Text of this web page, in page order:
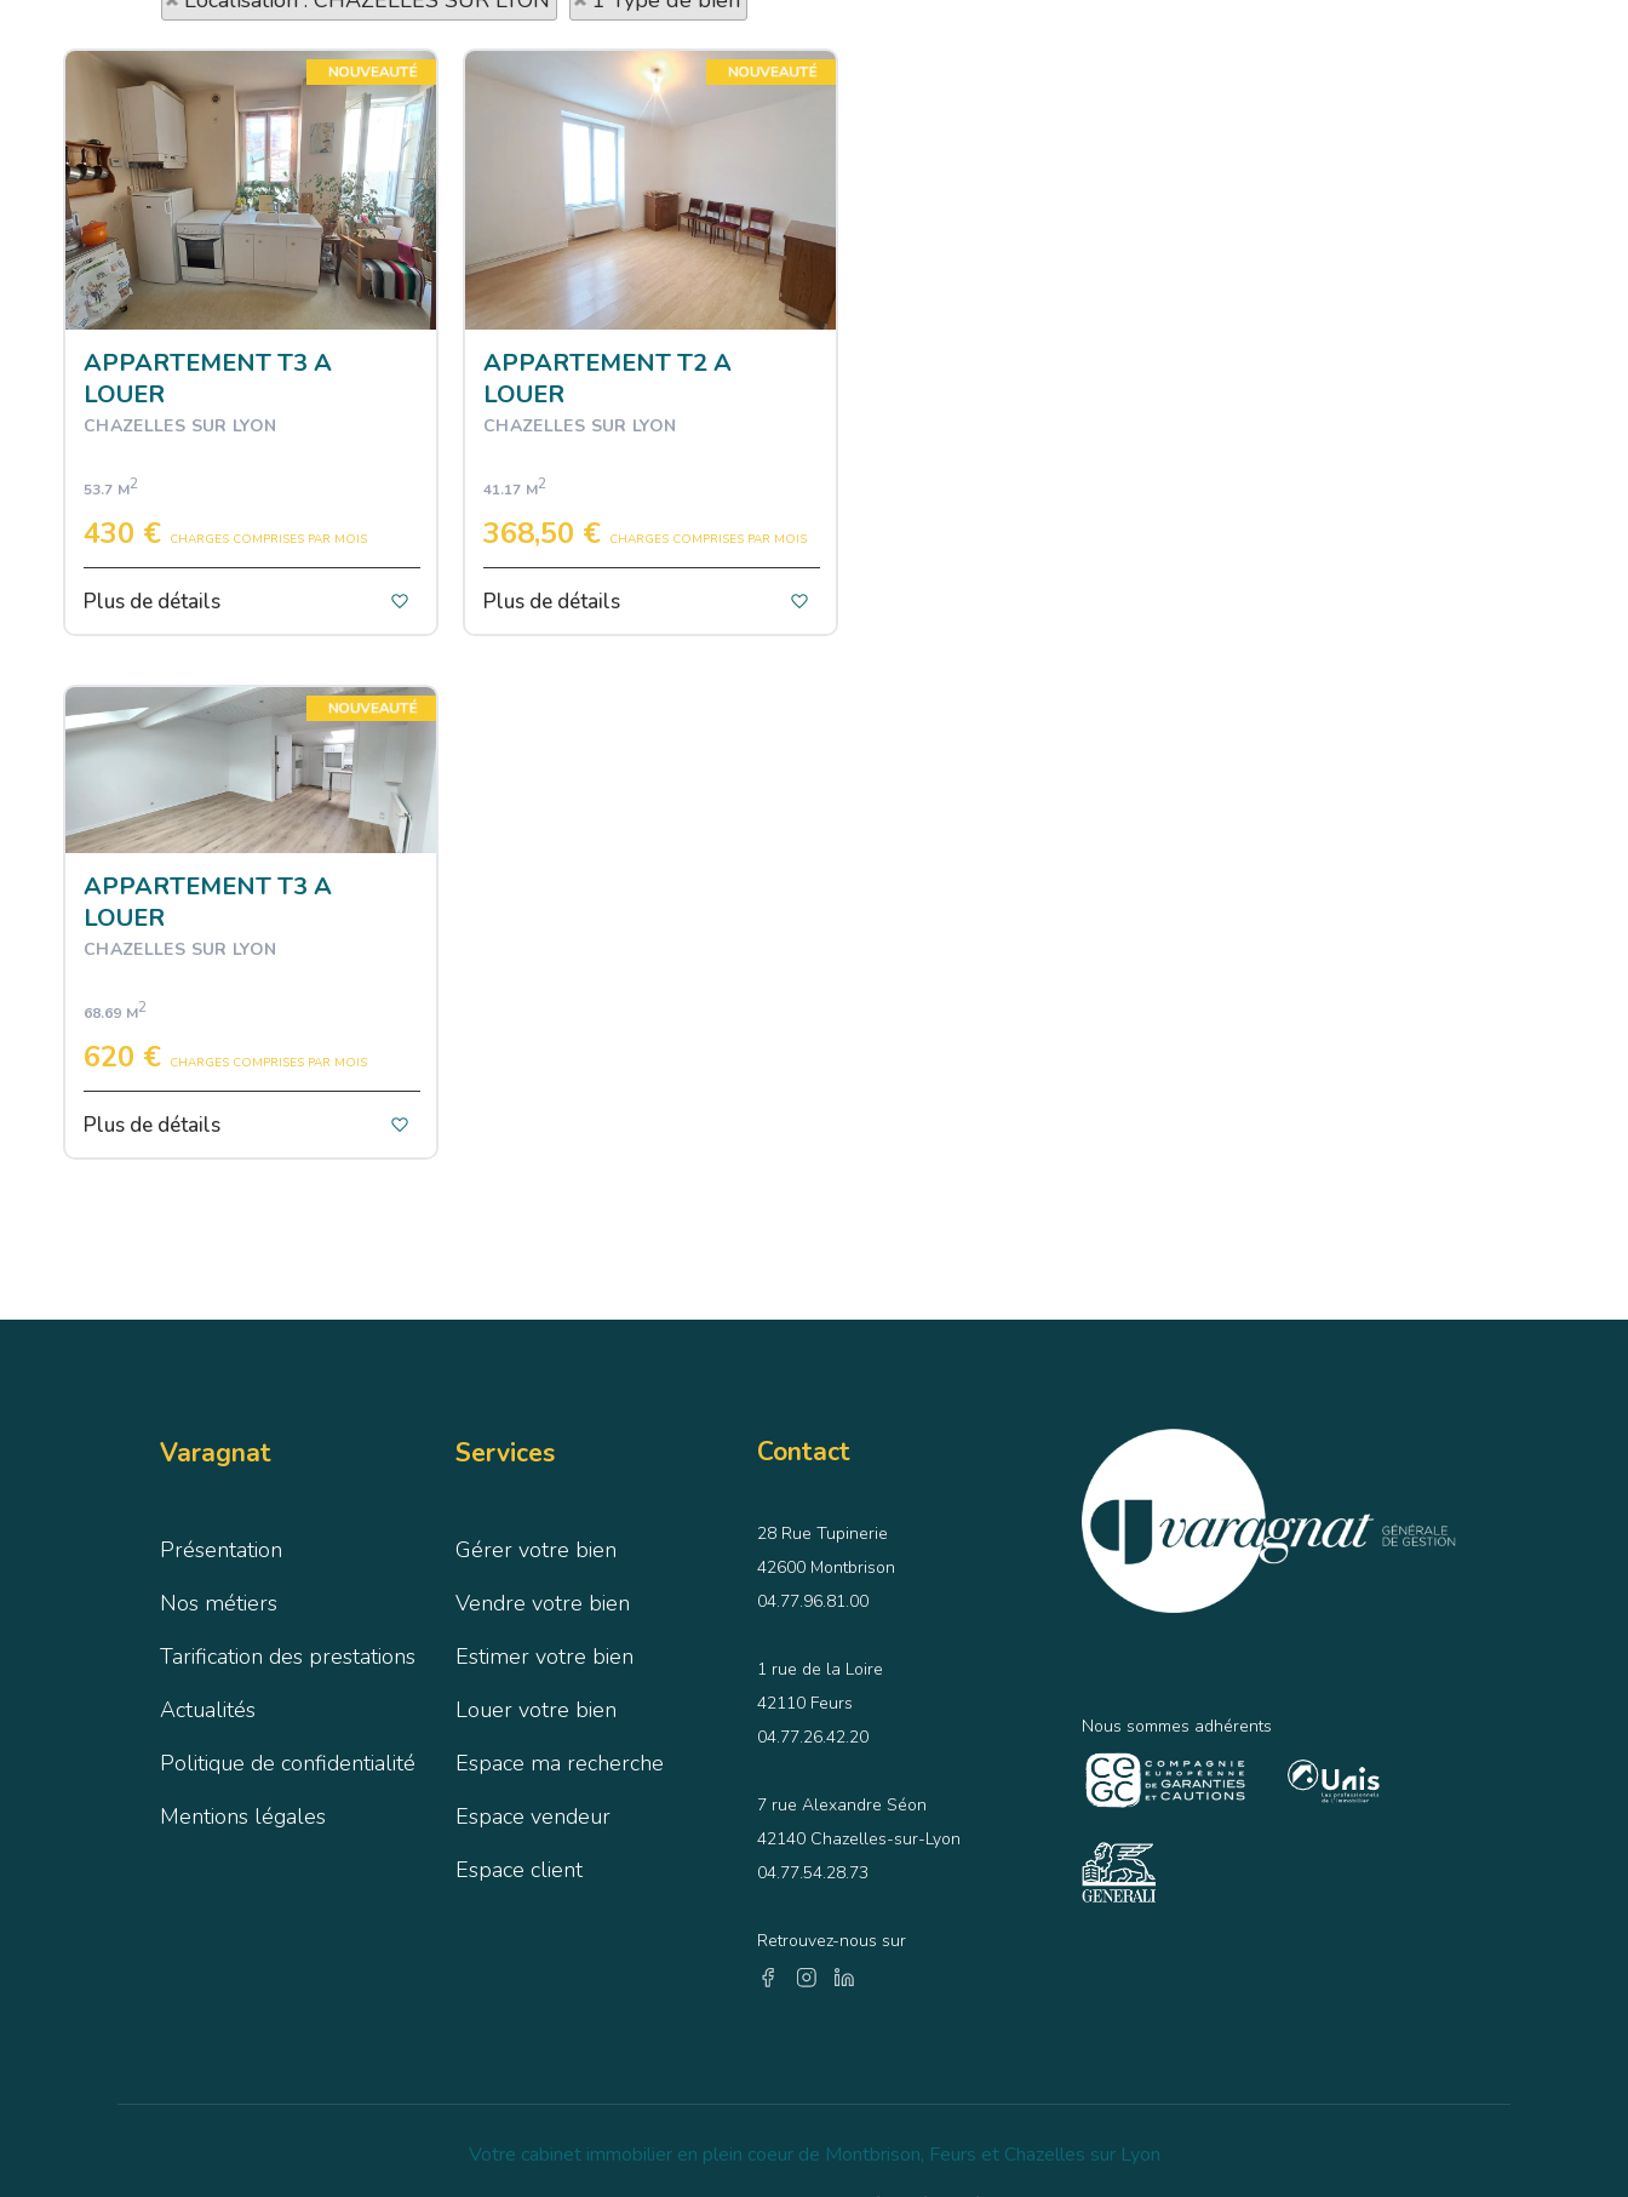
APPARTEMENT T3 A
LOUER
CHAZELLES SUR LYON
53.7 M2
430 € CHARGES COMPRISES PAR MOIS
Plus de détails
APPARTEMENT T2 A
LOUER
CHAZELLES SUR LYON
41.17 M2
368,50 € CHARGES COMPRISES PAR MOIS
Plus de détails
APPARTEMENT T3 A
LOUER
CHAZELLES SUR LYON
68.69 M2
620 € CHARGES COMPRISES PAR MOIS
Plus de détails
Varagnat
Présentation
Nos métiers
Tarification des prestations
Actualités
Politique de confidentialité
Mentions légales
Services
Gérer votre bien
Vendre votre bien
Estimer votre bien
Louer votre bien
Espace ma recherche
Espace vendeur
Espace client
Contact
28 Rue Tupinerie
42600 Montbrison
04.77.96.81.00
1 rue de la Loire
42110 Feurs
04.77.26.42.20
7 rue Alexandre Séon
42140 Chazelles-sur-Lyon
04.77.54.28.73
Retrouvez-nous sur
Nous sommes adhérents
Votre cabinet immobilier en plein coeur de Montbrison, Feurs et Chazelles sur Lyon